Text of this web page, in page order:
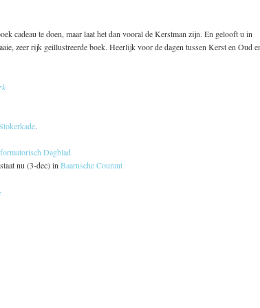
cadeau te doen, maar laat het dan vooral de Kerstman zijn. En gelooft u in
zeer rijk geillustreerde boek. Heerlijk voor de dagen tussen Kerst en Oud
.
Dagblad
nu (3-dec) inBaarnsche Courant